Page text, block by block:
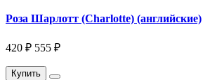
Роза Шарлотт (Charlotte) (английские)
420 ₽ 555 ₽
Купить